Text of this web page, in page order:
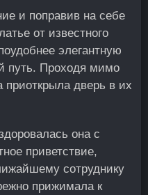
и поправив на себе
от известного
элегантную
путь. Проходя мимо
приоткрыла дверь в их
она с
приветствие,
сотруднику
прижимала к